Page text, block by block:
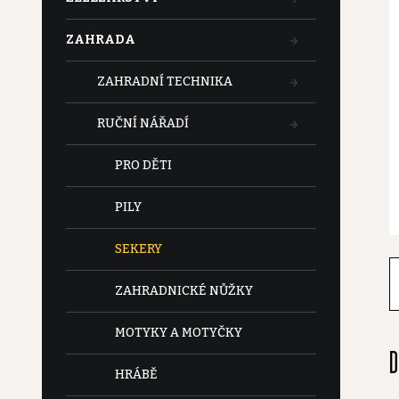
ZAHRADA
ZAHRADNÍ TECHNIKA
RUČNÍ NÁŘADÍ
PRO DĚTI
PILY
SEKERY
ZAHRADNICKÉ NŮŽKY
MOTYKY A MOTYČKY
HRÁBĚ